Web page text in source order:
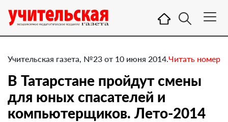
Учительская газета, №23 от 10 июня 2014.Читать номер
В Татарстане пройдут смены
для юных спасателей и
компьютерщиков. ​Лето-2014